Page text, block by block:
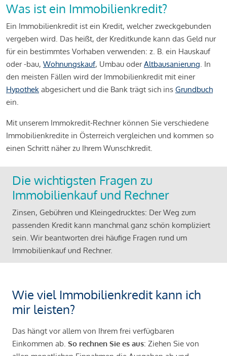
Was ist ein Immobilienkredit?
Ein Immobilienkredit ist ein Kredit, welcher zweckgebunden
vergeben wird. Das heißt, der Kreditkunde kann das Geld nur
für ein bestimmtes Vorhaben verwenden: z. B. ein Hauskauf
oder -bau, Wohnungskauf, Umbau oderAltbausanierung. In
den meisten Fällen wird der Immobilienkredit mit einer
Hypothek abgesichert und die Bank trägt sich ins Grundbuch
ein.
Mit unserem Immokredit-Rechner können Sie verschiedene
Immobilienkredite in Österreich vergleichen und kommen so
einen Schritt näher zu Ihrem Wunschkredit.
Die wichtigsten Fragen zu
Immobilienkauf und Rechner
Zinsen, Gebühren und Kleingedrucktes: Der Weg zum
passenden Kredit kann manchmal ganz schön kompliziert
sein. Wir beantworten drei häufige Fragen rund um
Immobilienkauf und Rechner.
Wie viel Immobilienkredit kann ich
mir leisten?
Das hängt vor allem von Ihrem frei verfügbaren
Einkommen ab. So rechnen Sie es aus: Ziehen Sie von